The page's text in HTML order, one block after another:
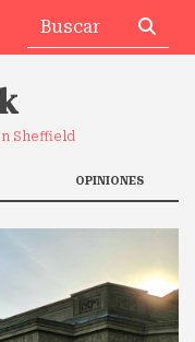
Sheffield
OPINIONES